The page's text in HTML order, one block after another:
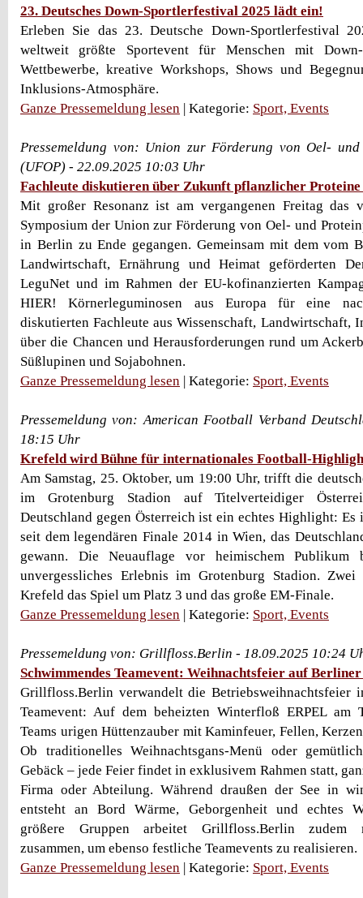
23. Deutsches Down-Sportlerfestival 2025 lädt ein!
Erleben Sie das 23. Deutsche Down-Sportlerfestival
weltweit größte Sportevent für Menschen mit Down-
Wettbewerbe, kreative Workshops, Shows und
Inklusions-Atmosphäre.
Ganze Pressemeldung lesen | Kategorie: Sport, Events
Pressemeldung von: Union zur Förderung von Oel- und
(UFOP) - 22.09.2025 10:03 Uhr
Fachleute diskutieren über Zukunft pflanzlicher
Mit großer Resonanz ist am vergangenen Freitag das
Symposium der Union zur Förderung von Oel- und
in Berlin zu Ende gegangen. Gemeinsam mit dem vom
Landwirtschaft, Ernährung und Heimat geförderten
LeguNet und im Rahmen der EU-kofinanzierten
HIER! Körnerleguminosen aus Europa für eine
diskutierten Fachleute aus Wissenschaft, Landwirtschaft,
über die Chancen und Herausforderungen rund um
Süßlupinen und Sojabohnen.
Ganze Pressemeldung lesen | Kategorie: Sport, Events
Pressemeldung von: American Football Verband
18:15 Uhr
Krefeld wird Bühne für internationales Football-
Am Samstag, 25. Oktober, um 19:00 Uhr, trifft die
im Grotenburg Stadion auf Titelverteidiger
Deutschland gegen Österreich ist ein echtes Highlight: Es
seit dem legendären Finale 2014 in Wien, das
gewann. Die Neuauflage vor heimischem
unvergessliches Erlebnis im Grotenburg Stadion.
Krefeld das Spiel um Platz 3 und das große EM-Finale.
Ganze Pressemeldung lesen | Kategorie: Sport, Events
Pressemeldung von: Grillfloss.Berlin - 18.09.2025 10:24
Schwimmendes Teamevent: Weihnachtsfeier auf Berliner
Grillfloss.Berlin verwandelt die Betriebsweihnachtsfeier
Teamevent: Auf dem beheizten Winterfloß ERPEL am
Teams urigen Hüttenzauber mit Kaminfeuer, Fellen,
Ob traditionelles Weihnachtsgans-Menü oder
Gebäck – jede Feier findet in exklusivem Rahmen statt,
Firma oder Abteilung. Während draußen der See in
entsteht an Bord Wärme, Geborgenheit und echtes
größere Gruppen arbeitet Grillfloss.Berlin zudem
zusammen, um ebenso festliche Teamevents zu realisieren.
Ganze Pressemeldung lesen | Kategorie: Sport, Events